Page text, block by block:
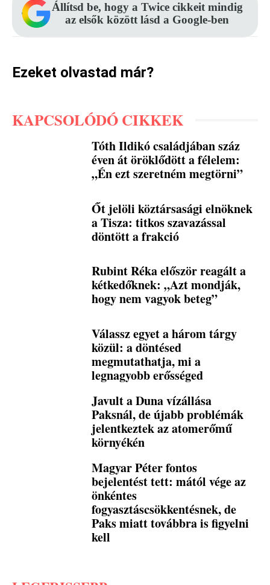
Állítsd be, hogy a Twice cikkeit mindig
az elsők között lásd a Google-ben
Ezeket olvastad már?
KAPCSOLÓDÓ CIKKEK
Tóth Ildikó családjában száz
éven át öröklődött a félelem:
„Én ezt szeretném megtörni”
Őt jelöli köztársasági elnöknek
a Tisza: titkos szavazással
döntött a frakció
Rubint Réka először reagált a
kétkedőknek: „Azt mondják,
hogy nem vagyok beteg”
Válassz egyet a három tárgy
közül: a döntésed
megmutathatja, mi a
legnagyobb erősséged
Javult a Duna vízállása
Paksnál, de újabb problémák
jelentkeztek az atomerőmű
környékén
Magyar Péter fontos
bejelentést tett: mától vége az
önkéntes
fogyasztáscsökkentésnek, de
Paks miatt továbbra is figyelni
kell